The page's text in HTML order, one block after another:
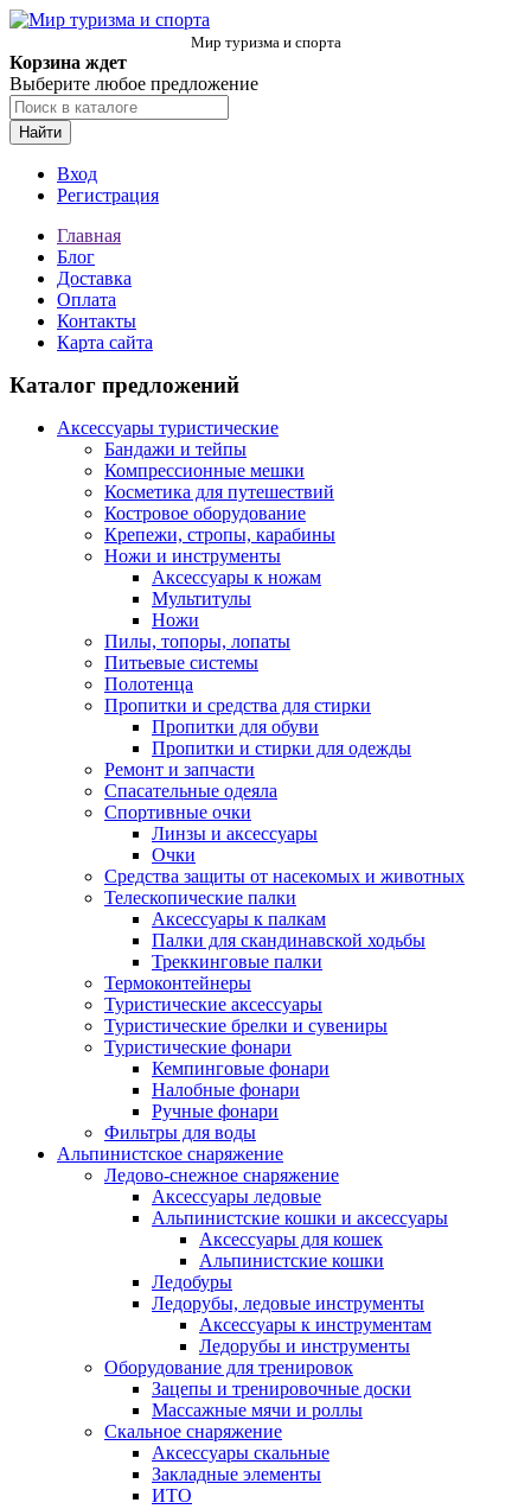
Мир туризма и спорта
Корзина ждет
Выберите любое предложение
Найти
Вход
Регистрация
Главная
Блог
Доставка
Оплата
Контакты
Карта сайта
Каталог предложений
Аксессуары туристические
Бандажи и тейпы
Компрессионные мешки
Косметика для путешествий
Костровое оборудование
Крепежи, стропы, карабины
Ножи и инструменты
Аксессуары к ножам
Мультитулы
Ножи
Пилы, топоры, лопаты
Питьевые системы
Полотенца
Пропитки и средства для стирки
Пропитки для обуви
Пропитки и стирки для одежды
Ремонт и запчасти
Спасательные одеяла
Спортивные очки
Линзы и аксессуары
Очки
Средства защиты от насекомых и животных
Телескопические палки
Аксессуары к палкам
Палки для скандинавской ходьбы
Треккинговые палки
Термоконтейнеры
Туристические аксессуары
Туристические брелки и сувениры
Туристические фонари
Кемпинговые фонари
Налобные фонари
Ручные фонари
Фильтры для воды
Альпинистское снаряжение
Ледово-снежное снаряжение
Аксессуары ледовые
Альпинистские кошки и аксессуары
Аксессуары для кошек
Альпинистские кошки
Ледобуры
Ледорубы, ледовые инструменты
Аксессуары к инструментам
Ледорубы и инструменты
Оборудование для тренировок
Зацепы и тренировочные доски
Массажные мячи и роллы
Скальное снаряжение
Аксессуары скальные
Закладные элементы
ИТО